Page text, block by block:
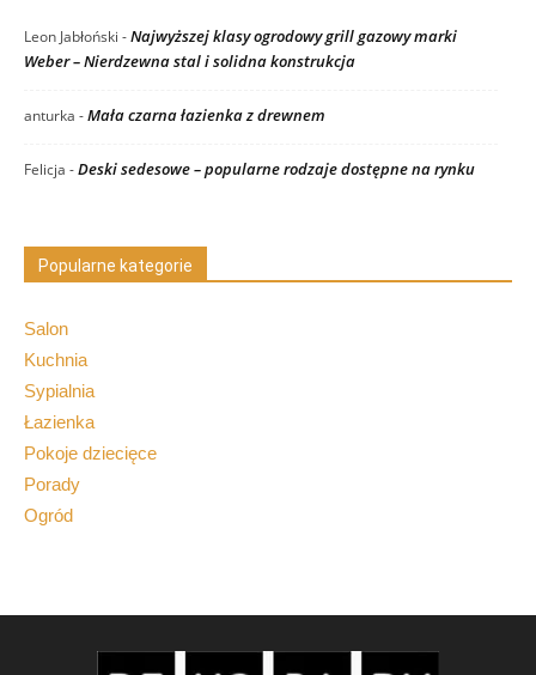
Leon Jabłoński -Najwyższej klasy ogrodowy grill gazowy marki
Weber – Nierdzewna stal i solidna konstrukcja
anturka -Mała czarna łazienka z drewnem
Felicja -Deski sedesowe – popularne rodzaje dostępne na rynku
Popularne kategorie
Salon
Kuchnia
Sypialnia
Łazienka
Pokoje dziecięce
Porady
Ogród